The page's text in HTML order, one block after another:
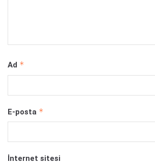
Ad *
E-posta *
İnternet sitesi